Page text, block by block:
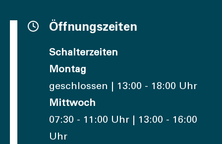
Öffnungszeiten
Schalterzeiten
Montag
geschlossen | 13:00 - 18:00 Uhr
Mittwoch
07:30 - 11:00 Uhr | 13:00 - 16:00
Uhr